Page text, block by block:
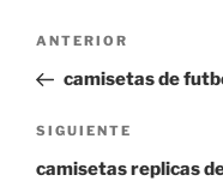
Navegación
entradas
Entrada
anterior:
ANTERIOR
camisetas de
Siguiente
entrada
SIGUIENTE
camisetas replicas